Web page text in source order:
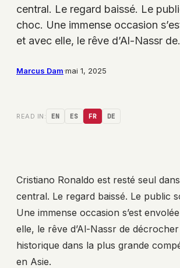
central. Le regard baissé. Le
choc. Une immense occasion
et avec elle, le rêve d’Al-Nassr
Marcus Dam·mai 1, 2025
READ IN: EN ES FR DE
Cristiano Ronaldo est resté seul
central. Le regard baissé. Le public
Une immense occasion s’est
elle, le rêve d’Al-Nassr de
historique dans la plus grande
en Asie.